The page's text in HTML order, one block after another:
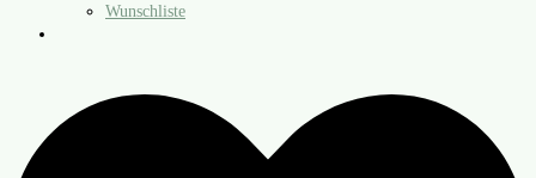
Wunschliste